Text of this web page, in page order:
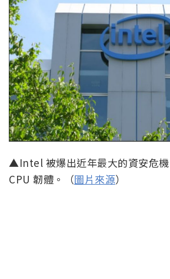
▲Intel 被爆出近年最大的資安危
CPU 韌體。（圖片來源）